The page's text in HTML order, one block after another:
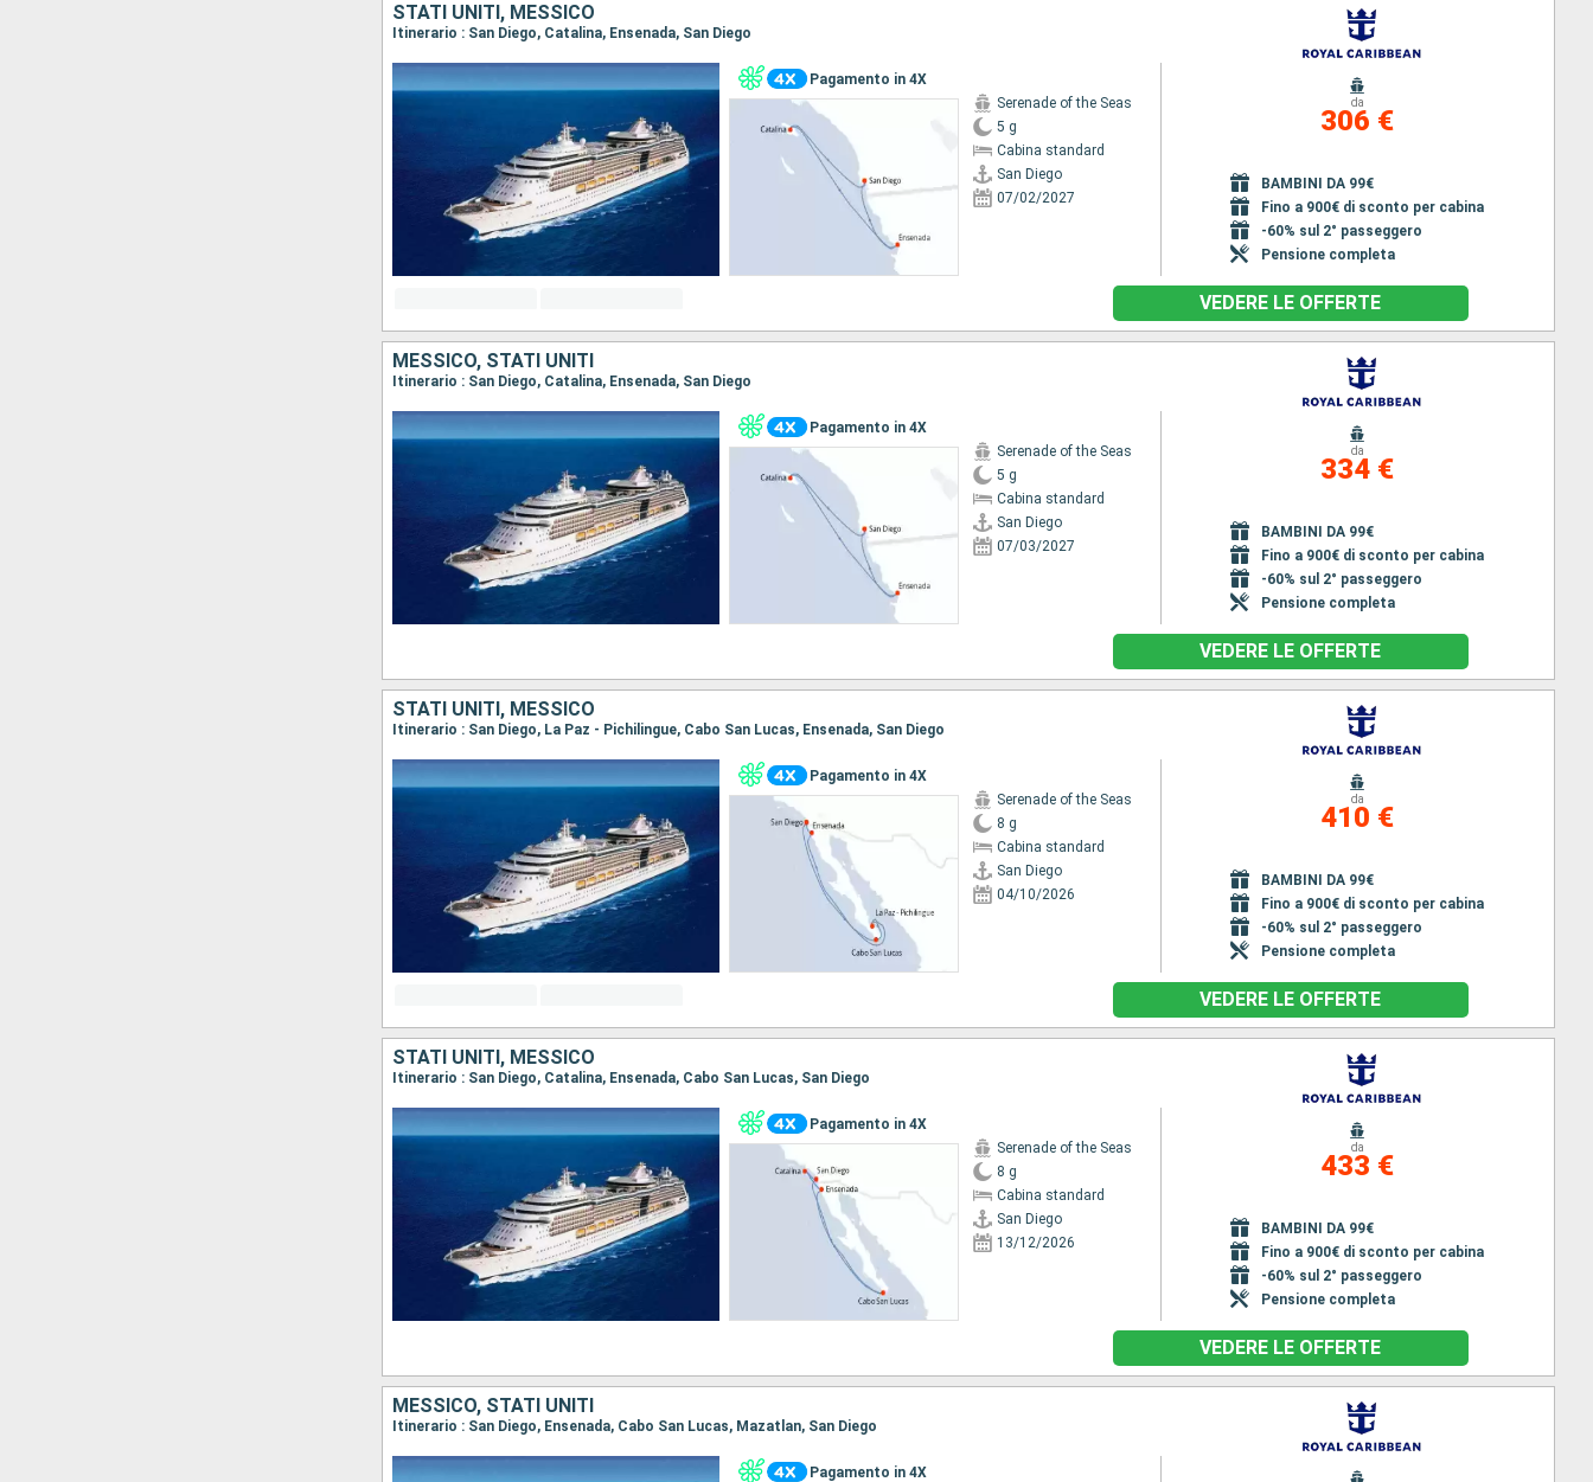
STATI UNITI, MESSICO
Itinerario : San Diego, Catalina, Ensenada, San Diego
Pagamento in 4X
Serenade of the Seas
5 g
Cabina standard
San Diego
07/02/2027
da
306 €
BAMBINI DA 99€
Fino a 900€ di sconto per cabina
-60% sul 2° passeggero
Pensione completa
VEDERE LE OFFERTE
MESSICO, STATI UNITI
Itinerario : San Diego, Catalina, Ensenada, San Diego
Pagamento in 4X
Serenade of the Seas
5 g
Cabina standard
San Diego
07/03/2027
da
334 €
BAMBINI DA 99€
Fino a 900€ di sconto per cabina
-60% sul 2° passeggero
Pensione completa
VEDERE LE OFFERTE
STATI UNITI, MESSICO
Itinerario : San Diego, La Paz - Pichilingue, Cabo San Lucas, Ensenada, San Diego
Pagamento in 4X
Serenade of the Seas
8 g
Cabina standard
San Diego
04/10/2026
da
410 €
BAMBINI DA 99€
Fino a 900€ di sconto per cabina
-60% sul 2° passeggero
Pensione completa
VEDERE LE OFFERTE
STATI UNITI, MESSICO
Itinerario : San Diego, Catalina, Ensenada, Cabo San Lucas, San Diego
Pagamento in 4X
Serenade of the Seas
8 g
Cabina standard
San Diego
13/12/2026
da
433 €
BAMBINI DA 99€
Fino a 900€ di sconto per cabina
-60% sul 2° passeggero
Pensione completa
VEDERE LE OFFERTE
MESSICO, STATI UNITI
Itinerario : San Diego, Ensenada, Cabo San Lucas, Mazatlan, San Diego
Pagamento in 4X